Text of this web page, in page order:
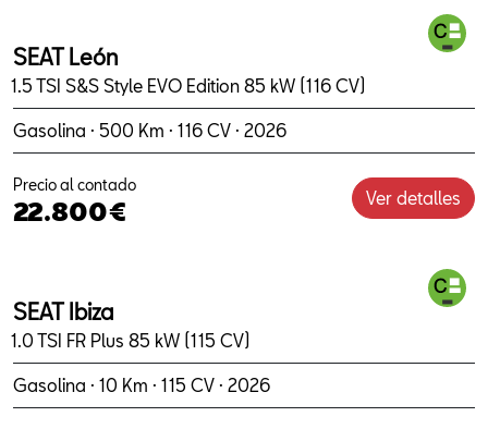
SEAT León
1.5 TSI S&S Style EVO Edition 85 kW (116 CV)
Gasolina · 500 Km · 116 CV · 2026
Precio al contado
22.800€ Ver detalles
SEAT Ibiza
1.0 TSI FR Plus 85 kW (115 CV)
Gasolina · 10 Km · 115 CV · 2026